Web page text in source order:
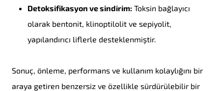
Detoksifikasyon ve sindirim: Toksin bağlayıcı
olarak bentonit, klinoptilolit ve sepiyolit,
yapılandırıcı liflerle desteklenmiştir.
Sonuç, önleme, performans ve kullanım kolaylığını bir
araya getiren benzersiz ve özellikle sürdürülebilir bir